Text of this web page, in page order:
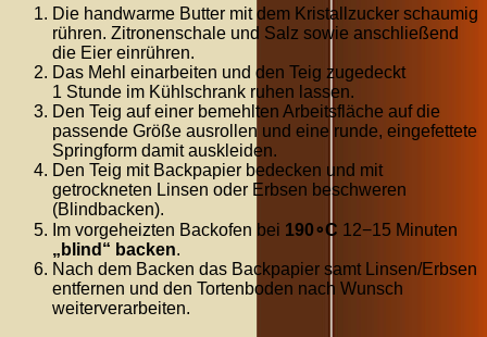
Die handwarme Butter mit dem Kristallzucker schaumig
rühren. Zitronenschale und Salz sowie anschließend
die Eier einrühren.
Das Mehl einarbeiten und den Teig zugedeckt
1 Stunde im Kühlschrank ruhen lassen.
Den Teig auf einer bemehlten Arbeitsfläche auf die
passende Größe ausrollen und eine runde, eingefettete
Springform damit auskleiden.
Den Teig mit Backpapier bedecken und mit
getrockneten Linsen oder Erbsen beschweren
(Blindbacken).
Im vorgeheizten Backofen bei 190∘C 12−15 Minuten
„blind“ backen.
Nach dem Backen das Backpapier samt Linsen/Erbsen
entfernen und den Tortenboden nach Wunsch
weiterverarbeiten.